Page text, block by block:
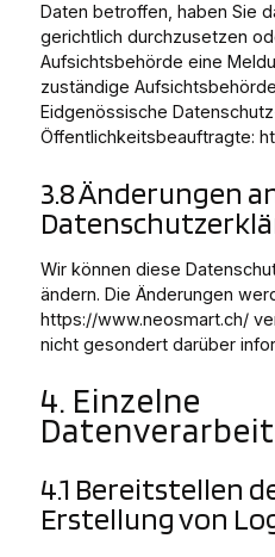
Daten betroffen, haben Sie
gerichtlich durchzusetzen
Aufsichtsbehörde eine
zuständige
Eidgenössische
Öffentlichkeitsbeauftragte:
3.8 Änderungen
Wir können diese
ändern. Die Änderungen
https://www.neosmart.ch/
nicht gesondert darüber
4. Einzelne
4.1 Bereitstellen
Erstellung von